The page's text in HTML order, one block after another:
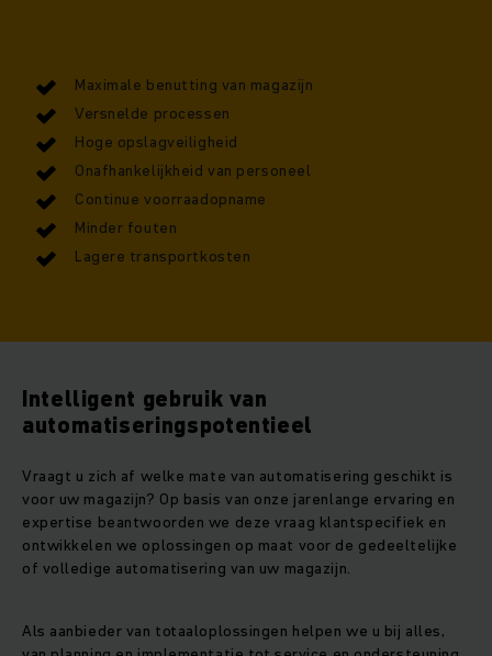
Maximale benutting van magazijn
Versnelde processen
Hoge opslagveiligheid
Onafhankelijkheid van personeel
Continue voorraadopname
Minder fouten
Lagere transportkosten
Intelligent gebruik van
automatiseringspotentieel
Vraagt u zich af welke mate van automatisering geschikt is
voor uw magazijn? Op basis van onze jarenlange ervaring en
expertise beantwoorden we deze vraag klantspecifiek en
ontwikkelen we oplossingen op maat voor de gedeeltelijke
of volledige automatisering van uw magazijn.
Als aanbieder van totaaloplossingen helpen we u bij alles,